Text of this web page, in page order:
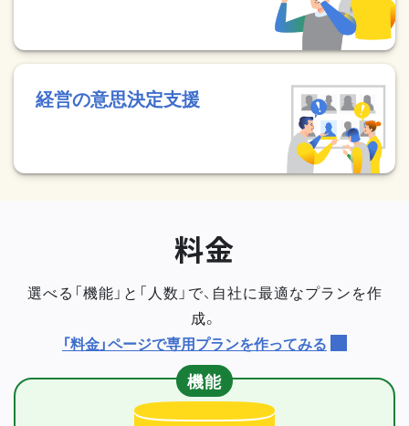
経営の意思決定支援
料金
選べる「機能」と「人数」で、自社に最適なプランを作
成。
「料金」ページで専用プランを作ってみる
機能